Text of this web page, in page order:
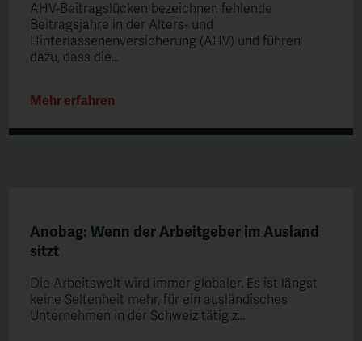
AHV-Beitragslücken bezeichnen fehlende
Beitragsjahre in der Alters- und
Hinterlassenenversicherung (AHV) und führen
dazu, dass die…
Mehr erfahren
Anobag: Wenn der Arbeitgeber im Ausland
sitzt
Die Arbeitswelt wird immer globaler. Es ist längst
keine Seltenheit mehr, für ein ausländisches
Unternehmen in der Schweiz tätig z…